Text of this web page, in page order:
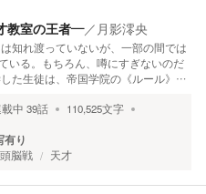
教室の王者―／ 月影澪央
知れ渡っていないが、一部の間では
いる。もちろん、噂にすぎないのだ
た生徒は、帝国学院の《ルール》…
中 39話 110,525文字
有り
頭脳戦 天才